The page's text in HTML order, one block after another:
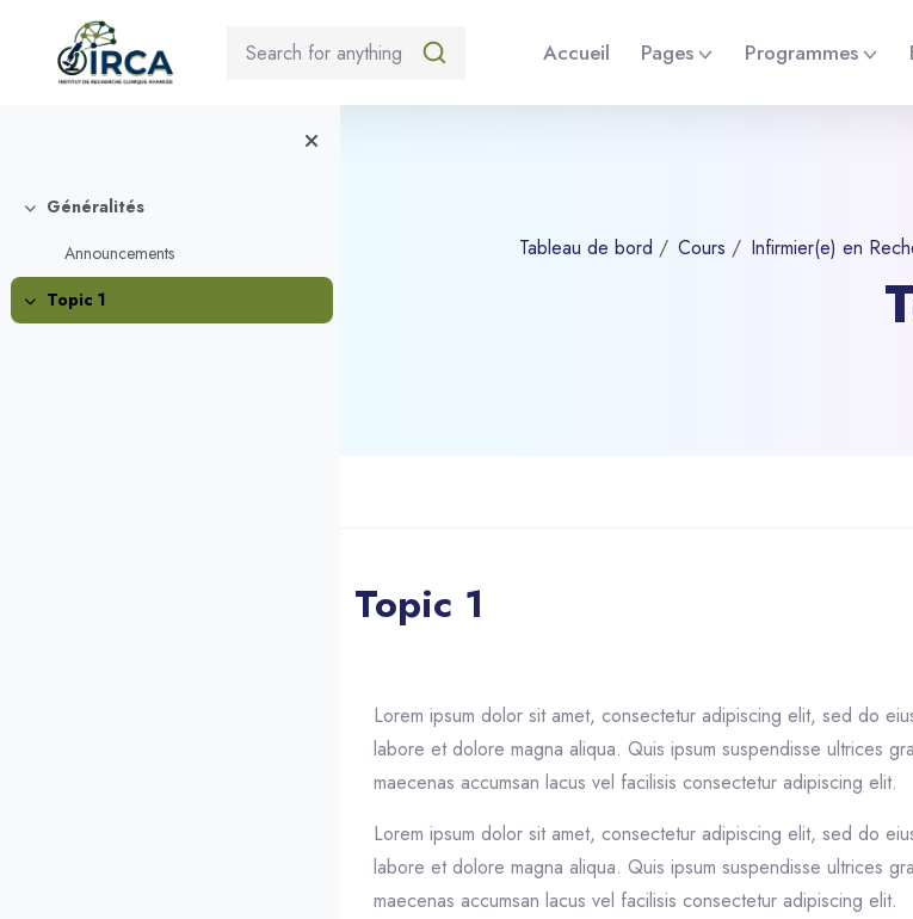
Accueil Pages Programmes
Replier
Généralités
Announcements
Replier
Topic 1
Tableau de bord Cours Infirmier(e) en
Topic 1
Lorem ipsum dolor sit amet, consectetur adipiscing elit, sed do
labore et dolore magna aliqua. Quis ipsum suspendisse ultrices
maecenas accumsan lacus vel facilisis consectetur adipiscing elit.
Lorem ipsum dolor sit amet, consectetur adipiscing elit, sed do
labore et dolore magna aliqua. Quis ipsum suspendisse ultrices
maecenas accumsan lacus vel facilisis consectetur adipiscing elit.